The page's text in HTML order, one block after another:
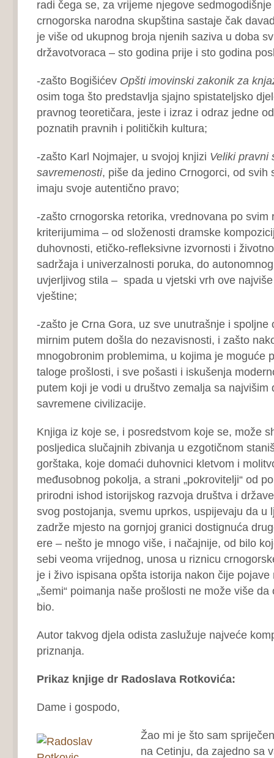
radi čega se, za vrijeme njegove sedmogodišnje
crnogorska narodna skupština sastaje čak
je više od ukupnog broja njenih saziva u doba
državotvoraca – sto godina prije i sto godina
-zašto Bogišićev Opšti imovinski zakonik za
osim toga što predstavlja sjajno spistateljsko
pravnog teoretičara, jeste i izraz i odraz jedne
poznatih pravnih i političkih kultura;
-zašto Karl Nojmajer, u svojoj knjizi Veliki pravni
savremenosti, piše da jedino Crnogorci, od svih
imaju svoje autentično pravo;
-zašto crnogorska retorika, vrednovana po svim
kriterijumima – od složenosti dramske
duhovnosti, etičko-refleksivne izvornosti i
sadržaja i univerzalnosti poruka, do
uvjerljivog stila – spada u vjetski vrh ove
vještine;
-zašto je Crna Gora, uz sve unutrašnje i spoljne
mirnim putem došla do nezavisnosti, i zašto
mnogobronim problemima, u kojima je moguće
taloge prošlosti, i sve pošasti i iskušenja
putem koji je vodi u društvo zemalja sa najvišim
savremene civilizacije.
Knjiga iz koje se, i posredstvom koje se, može
posljedica slučajnih zbivanja u ezgotičnom
gorštaka, koje domaći duhovnici kletvom i
međusobnog pokolja, a strani „pokrovitelji“ od
prirodni ishod istorijskog razvoja društva i
svog postojanja, svemu uprkos, uspijevaju da u
zadrže mjesto na gornjoj granici dostignuća
ere – nešto je mnogo više, i načajnije, od bilo
sebi veoma vrijednog, unosa u riznicu
je i živo ispisana opšta istorija nakon čije pojave
„šemi“ poimanja naše prošlosti ne može više
bio.
Autor takvog djela odista zaslužuje najveće
priznanja.
Prikaz knjige dr Radoslava Rotkovića:
Dame i gospodo,
Žao mi je što sam
na Cetinju, da zajedno sa